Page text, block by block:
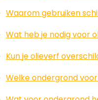
Waarom gebruiken
Wat heb je nodig voor
Kun je olieverf
Welke ondergrond